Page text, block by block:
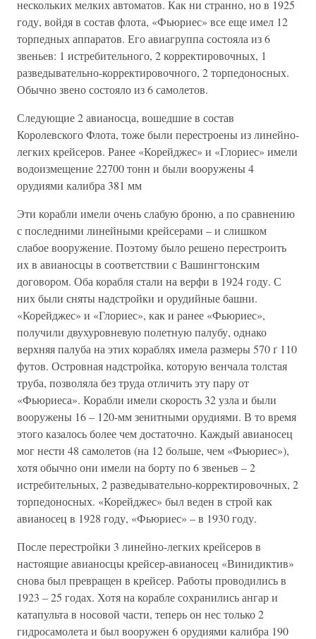
нескольких мелких автоматов. Как ни странно, но в 1925
году, войдя в состав флота, «Фьюриес» все еще имел 12
торпедных аппаратов. Его авиагруппа состояла из 6
звеньев: 1 истребительного, 2 корректировочных, 1
разведывательно-корректировочного, 2 торпедоносных.
Обычно звено состояло из 6 самолетов.
Следующие 2 авианосца, вошедшие в состав
Королевского Флота, тоже были перестроены из линейно-
легких крейсеров. Ранее «Корейджес» и «Глориес» имели
водоизмещение 22700 тонн и были вооружены 4
орудиями калибра 381 мм
Эти корабли имели очень слабую броню, а по сравнению
с последними линейными крейсерами – и слишком
слабое вооружение. Поэтому было решено перестроить
их в авианосцы в соответствии с Вашингтонским
договором. Оба корабля стали на верфи в 1924 году. С
них были сняты надстройки и орудийные башни.
«Корейджес» и «Глориес», как и ранее «Фьюриес»,
получили двухуровневую полетную палубу, однако
верхняя палуба на этих кораблях имела размеры 570 ґ 110
футов. Островная надстройка, которую венчала толстая
труба, позволяла без труда отличить эту пару от
«Фьюриеса». Корабли имели скорость 32 узла и были
вооружены 16 – 120-мм зенитными орудиями. В то время
этого казалось более чем достаточно. Каждый авианосец
мог нести 48 самолетов (на 12 больше, чем «Фьюриес»),
хотя обычно они имели на борту по 6 звеньев – 2
истребительных, 2 разведывательно-корректировочных, 2
торпедоносных. «Корейджес» был веден в строй как
авианосец в 1928 году, «Фьюриес» – в 1930 году.
После перестройки 3 линейно-легких крейсеров в
настоящие авианосцы крейсер-авианосец «Винидиктив»
снова был превращен в крейсер. Работы проводились в
1923 – 25 годах. Хотя на корабле сохранились ангар и
катапульта в носовой части, теперь он нес только 2
гидросамолета и был вооружен 6 орудиями калибра 190